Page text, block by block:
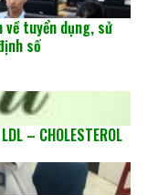
tuyển dụng, sử
số
– CHOLESTEROL